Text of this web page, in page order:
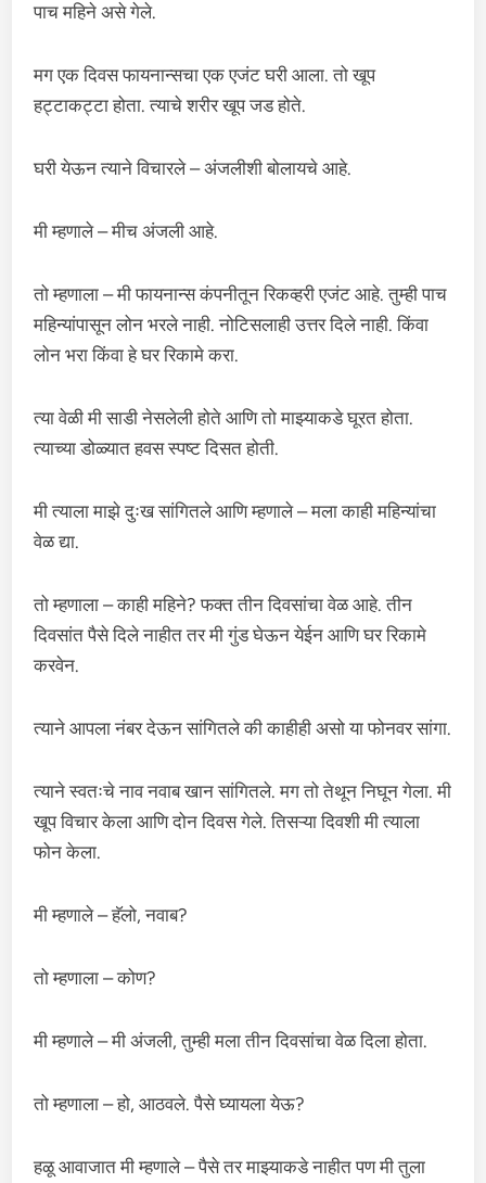
पाच महिने असे गेले.
मग एक दिवस फायनान्सचा एक एजंट घरी आला. तो खूप
हट्टाकट्टा होता. त्याचे शरीर खूप जड होते.
घरी येऊन त्याने विचारले – अंजलीशी बोलायचे आहे.
मी म्हणाले – मीच अंजली आहे.
तो म्हणाला – मी फायनान्स कंपनीतून रिकव्हरी एजंट आहे. तुम्ही पाच
महिन्यांपासून लोन भरले नाही. नोटिसलाही उत्तर दिले नाही. किंवा
लोन भरा किंवा हे घर रिकामे करा.
त्या वेळी मी साडी नेसलेली होते आणि तो माझ्याकडे घूरत होता.
त्याच्या डोळ्यात हवस स्पष्ट दिसत होती.
मी त्याला माझे दुःख सांगितले आणि म्हणाले – मला काही महिन्यांचा
वेळ द्या.
तो म्हणाला – काही महिने? फक्त तीन दिवसांचा वेळ आहे. तीन
दिवसांत पैसे दिले नाहीत तर मी गुंड घेऊन येईन आणि घर रिकामे
करवेन.
त्याने आपला नंबर देऊन सांगितले की काहीही असो या फोनवर सांगा.
त्याने स्वतःचे नाव नवाब खान सांगितले. मग तो तेथून निघून गेला. मी
खूप विचार केला आणि दोन दिवस गेले. तिसऱ्या दिवशी मी त्याला
फोन केला.
मी म्हणाले – हॅलो, नवाब?
तो म्हणाला – कोण?
मी म्हणाले – मी अंजली, तुम्ही मला तीन दिवसांचा वेळ दिला होता.
तो म्हणाला – हो, आठवले. पैसे घ्यायला येऊ?
हळू आवाजात मी म्हणाले – पैसे तर माझ्याकडे नाहीत पण मी तुला